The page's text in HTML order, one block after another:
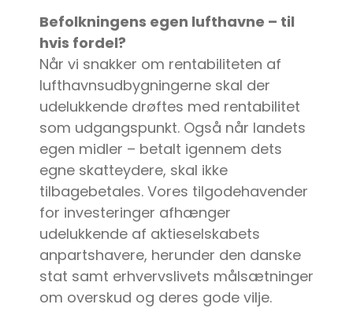
Befolkningens egen lufthavne – til
hvis fordel?
Når vi snakker om rentabiliteten af
lufthavnsudbygningerne skal der
udelukkende drøftes med rentabilitet
som udgangspunkt. Også når landets
egen midler – betalt igennem dets
egne skatteydere, skal ikke
tilbagebetales. Vores tilgodehavender
for investeringer afhænger
udelukkende af aktieselskabets
anpartshavere, herunder den danske
stat samt erhvervslivets målsætninger
om overskud og deres gode vilje.